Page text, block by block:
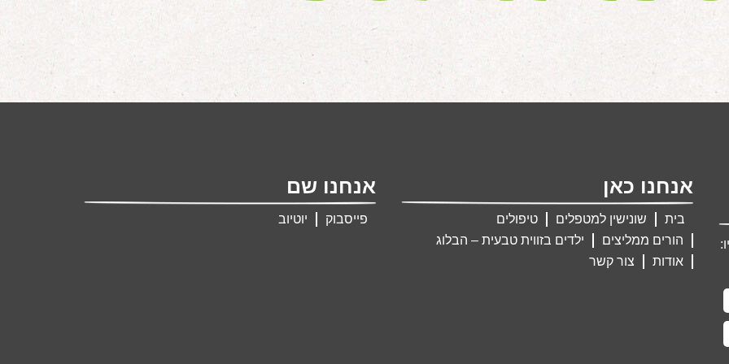
אנחנו כאן
בית שונישין למטפלים
טיפולים
הורים ממליצים
ילדים בזווית טבעית – הבלוג
אודות
צור קשר
אנחנו שם
פייסבוק יוטיוב